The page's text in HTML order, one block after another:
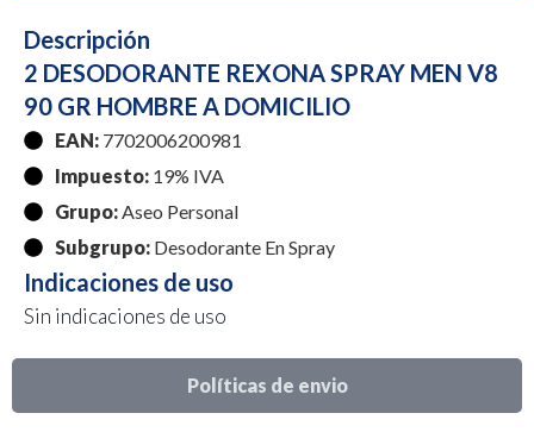
Políticas de envio
Descripción
2 DESODORANTE REXONA SPRAY MEN V8
90 GR HOMBRE A DOMICILIO
EAN: 7702006200981
Impuesto: 19% IVA
Grupo:Aseo Personal
Subgrupo: Desodorante En Spray
Indicaciones de uso
Sin indicaciones de uso